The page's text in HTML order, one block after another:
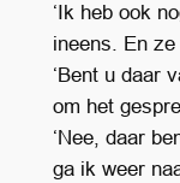
‘Ik heb ook
ineens. En
‘Bent u daar
om het
‘Nee, daar
ga ik weer